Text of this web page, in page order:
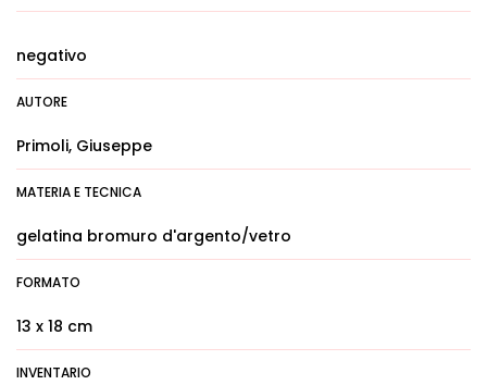
negativo
AUTORE
Primoli, Giuseppe
MATERIA E TECNICA
gelatina bromuro d'argento/vetro
FORMATO
13 x 18 cm
INVENTARIO